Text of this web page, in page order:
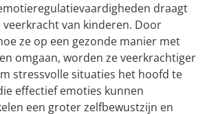
draagt
van kinderen. Door
ze op een gezonde manier met
omgaan, worden ze veerkrachtiger
stressvolle situaties het hoofd te
effectief emoties kunnen
een groter zelfbewustzijn en